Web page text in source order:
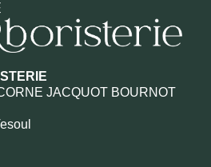
JACQUOT BOURNOT